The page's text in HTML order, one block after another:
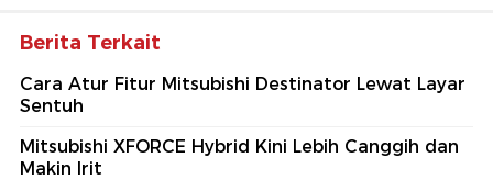
Berita Terkait
Cara Atur Fitur Mitsubishi Destinator Lewat Layar
Sentuh
Mitsubishi XFORCE Hybrid Kini Lebih Canggih dan
Makin Irit